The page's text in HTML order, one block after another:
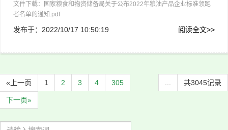
文件下载：国家粮食和物资储备局关于公布2022年粮油产品企业标准领跑
者名单的通知.pdf
发布于： 2022/10/17 10:50:19 阅读全文>>
共3045记录
«上一页 1 2 3 4 305
下一页»